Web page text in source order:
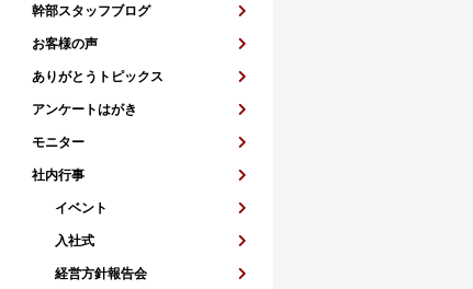
幹部スタッフブログ
お客様の声
ありがとうトピックス
アンケートはがき
モニター
社内行事
イベント
入社式
経営方針報告会